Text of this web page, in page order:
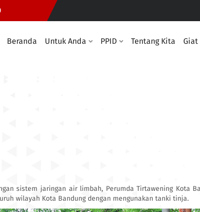
Beranda Untuk Anda PPID Tentang Kita Giat
sistem jaringan air limbah, Perumda Tirtawening Kota
wilayah Kota Bandung dengan mengunakan tanki tinja.